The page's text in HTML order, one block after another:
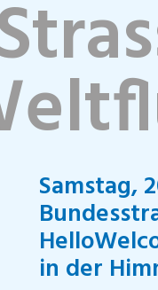
Samstag,
in der